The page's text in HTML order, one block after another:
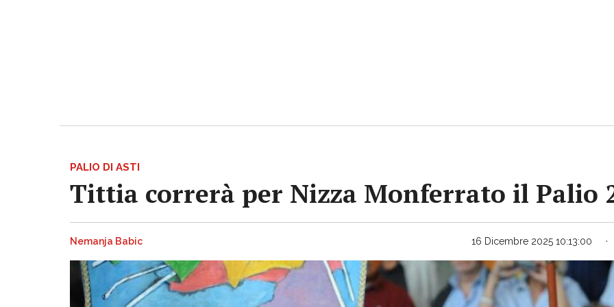
PALIO DI ASTI
Tittia correrà per Nizza Monferrato il Palio
Nemanja Babic 16 Dicembre 2025 10:13:00